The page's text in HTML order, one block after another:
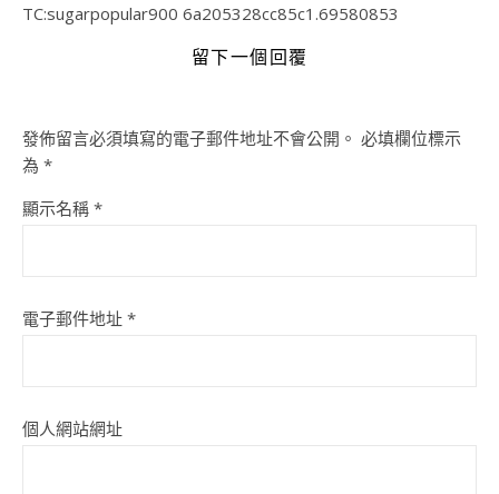
TC:sugarpopular900 6a205328cc85c1.69580853
留下一個回覆
發佈留言必須填寫的電子郵件地址不會公開。 必填欄位標示
為 *
顯示名稱 *
電子郵件地址 *
個人網站網址